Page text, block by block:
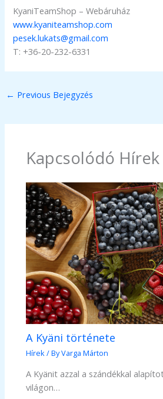
KyaniTeamShop – Webáruház
www.kyaniteamshop.com
pesek.lukats@gmail.com
T: +36-20-232-6331
← Previous Bejegyzés
Kapcsolódó Hírek
A Kyäni története
Hírek/ ByVarga Márton
A Kyänit azzal a szándékkal
világon…